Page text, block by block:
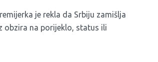
je rekla da Srbiju zamišlja
obzira na porijeklo, status ili